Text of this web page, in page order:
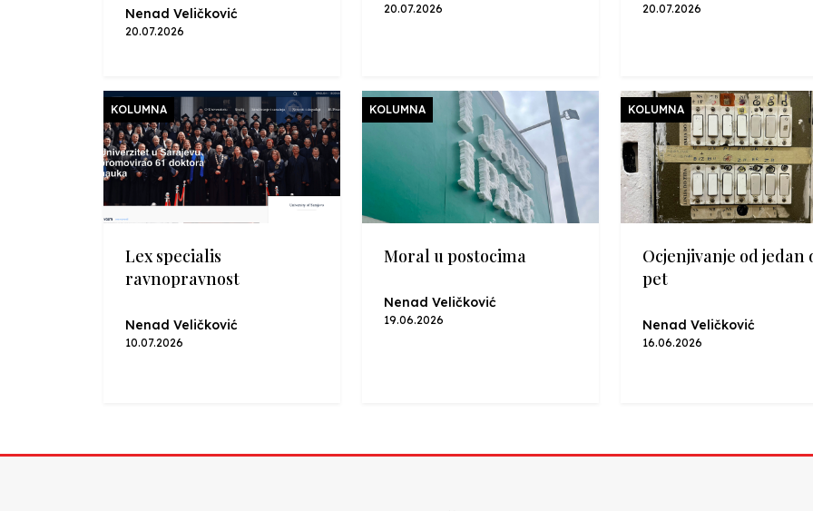
Nenad Veličković
20.07.2026
20.07.2026 20.07.2026
KOLUMNA
Lex specialis
ravnopravnost
Nenad Veličković
10.07.2026
KOLUMNA
Moral u postocima
Nenad Veličković
19.06.2026
KOLUMNA
Ocjenjivanje od jedan
pet
Nenad Veličković
16.06.2026